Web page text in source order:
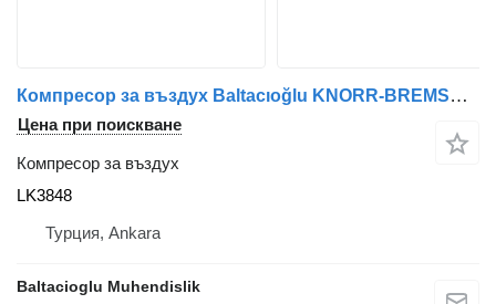
Компресор за въздух Baltacıoğlu KNORR-BREMSE LK3848 за автобус
Цена при поискване
Компресор за въздух
LK3848
Турция, Ankara
Baltacioglu Muhendislik